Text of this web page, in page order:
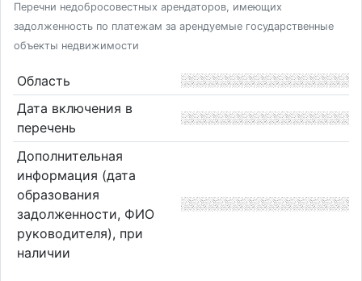
Перечни недобросовестных арендаторов, имеющих
задолженность по платежам за арендуемые государственные
объекты недвижимости
Область
Дата включения в
перечень
Дополнительная
информация (дата
образования
задолженности, ФИО
руководителя), при
наличии